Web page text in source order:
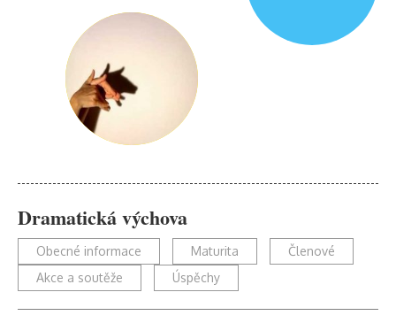
Dramatická výchova
Obecné informace Maturita
Členové
Akce a soutěže
Úspěchy